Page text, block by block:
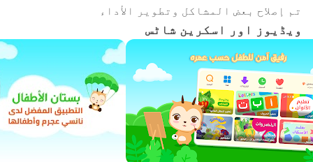
چلڈرن آرچرڈ دنیا بھر سے لائسنس یافتہ ، ترتیب
دینے اور تیار کردہ ، اعلی درجے کا مواد اکٹھا
کرتا ہے جس میں متعدد سیریز ، متحرک فلمیں ،
گانوں ، کہانیاں ، تعلیمی ویڈیوز اور ٹی وی شوز
شامل ہیں ، جس سے ایک طرف بچوں کے لطف اور تفریح ​​
اور ان کی ذہانت کی نشوونما یقینی بنتی ہے۔ اور
دوسری طرف علمی قابلیت۔
"سوپر ونگز" ، "فریگ" ، "بوبا" اور "شان دی بھیڑ"
تم إصلاح بعض المشاكل وتطوير الأداء
ویڈیوز اور اسکرین شاٹس